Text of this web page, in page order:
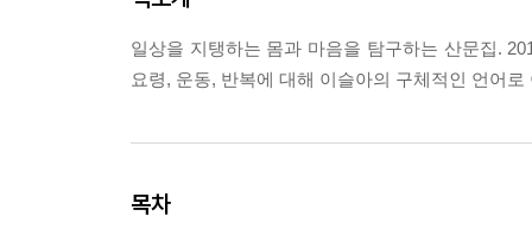
일상을 지탱하는 몸과 마음을 탐구하는 산문집.
요령, 운동, 반복에 대해 이슬아의 구체적인 언어로
목차